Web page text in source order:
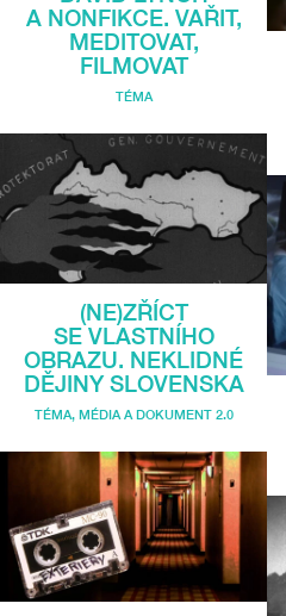
A NONFIKCE. VAŘIT,
MEDITOVAT,
FILMOVAT
TÉMA
(NE)ZŘÍCT
SE VLASTNÍHO
OBRAZU. NEKLIDNÉ
DĚJINY SLOVENSKA
TÉMA, MÉDIA A DOKUMENT 2.0